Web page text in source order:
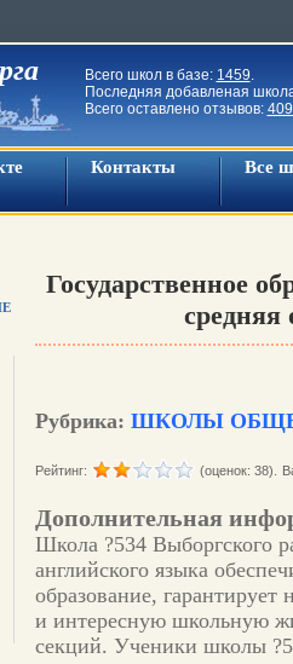
Всего школ в базе: 1459.
Последняя добавленая
Всего оставлено отзывов:
Контакты Все
Государственное
средняя
Рубрика: ШКОЛЫ
Рейтинг: (оценок: 38).
Дополнительная
Школа ?534 Выборгского
английского языка
образование,
и интересную школьную
секций. Ученики школы